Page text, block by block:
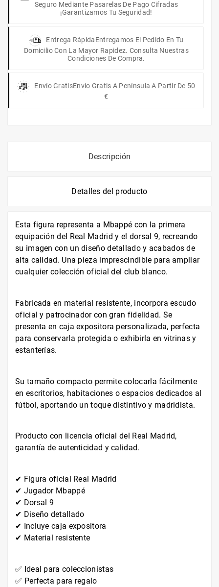
Seguro Mediante Pasarelas De Pago Cifradas
¡Garantizamos Tu Seguridad!
Entrega RápidaEntregamos El Pedido En Tu
Domicilio Con La Mayor Rapidez. Consulta Nuestras
Condiciones De Compra.
Envío GratisEnvío Gratis A Península A Partir De 50
€
Descripción
Detalles del producto
Esta figura representa a Mbappé con la primera
equipación del Real Madrid y el dorsal 9, recreando
su imagen con un diseño detallado y acabados de
alta calidad. Una pieza imprescindible para ampliar
cualquier colección oficial del club blanco.
Fabricada en material resistente, incorpora escudo
oficial y patrocinador con gran fidelidad. Se
presenta en caja expositora personalizada, perfecta
para conservarla protegida o exhibirla en vitrinas y
estanterías.
Su tamaño compacto permite colocarla fácilmente
en escritorios, habitaciones o espacios dedicados al
fútbol, aportando un toque distintivo y madridista.
Producto con licencia oficial del Real Madrid,
garantía de autenticidad y calidad.
✔ Figura oficial Real Madrid
✔ Jugador Mbappé
✔ Dorsal 9
✔ Diseño detallado
✔ Incluye caja expositora
✔ Material resistente
✅ Ideal para coleccionistas
✅ Perfecta para regalo